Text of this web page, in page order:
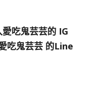
愛吃鬼芸芸的 IG
吃鬼芸芸 的Line